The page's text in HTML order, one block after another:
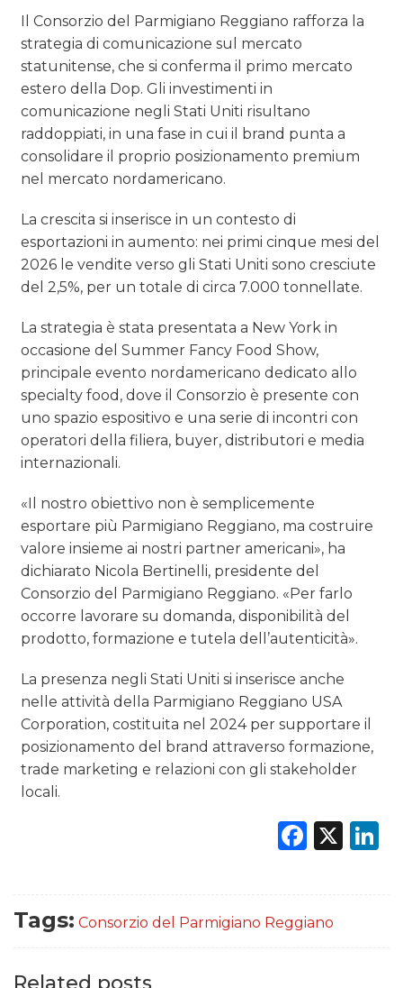
Il Consorzio del Parmigiano Reggiano rafforza la
strategia di comunicazione sul mercato
statunitense, che si conferma il primo mercato
estero della Dop. Gli investimenti in
comunicazione negli Stati Uniti risultano
raddoppiati, in una fase in cui il brand punta a
consolidare il proprio posizionamento premium
nel mercato nordamericano.
La crescita si inserisce in un contesto di
esportazioni in aumento: nei primi cinque mesi del
2026 le vendite verso gli Stati Uniti sono cresciute
del 2,5%, per un totale di circa 7.000 tonnellate.
La strategia è stata presentata a New York in
occasione del Summer Fancy Food Show,
principale evento nordamericano dedicato allo
specialty food, dove il Consorzio è presente con
uno spazio espositivo e una serie di incontri con
operatori della filiera, buyer, distributori e media
internazionali.
«Il nostro obiettivo non è semplicemente
esportare più Parmigiano Reggiano, ma costruire
valore insieme ai nostri partner americani», ha
dichiarato Nicola Bertinelli, presidente del
Consorzio del Parmigiano Reggiano. «Per farlo
occorre lavorare su domanda, disponibilità del
prodotto, formazione e tutela dell’autenticità».
La presenza negli Stati Uniti si inserisce anche
nelle attività della Parmigiano Reggiano USA
Corporation, costituita nel 2024 per supportare il
posizionamento del brand attraverso formazione,
trade marketing e relazioni con gli stakeholder
locali.
X
Tags: Consorzio del Parmigiano Reggiano